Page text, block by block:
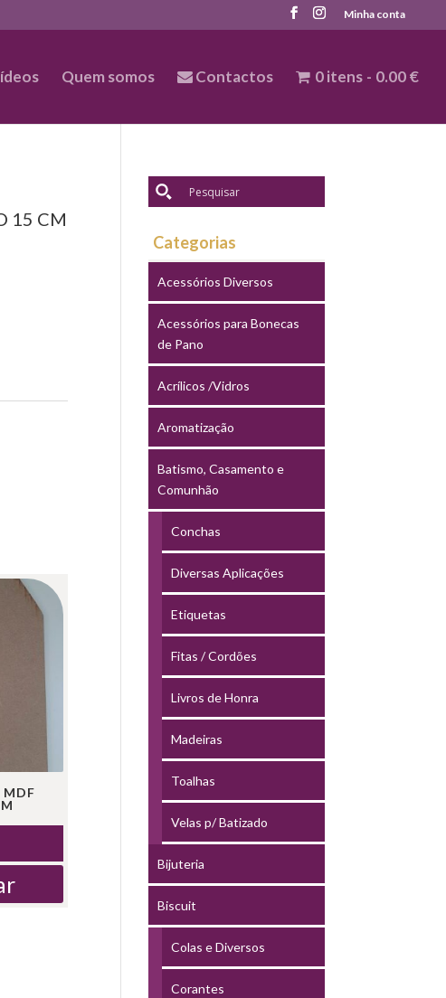
Minha conta
Quem somos Contactos 0 itens 0.00 €
15 CM
MDF
Categorias
Acessórios Diversos
Acessórios para Bonecas
de Pano
Acrílicos /Vidros
Aromatização
Batismo, Casamento e
Comunhão
Conchas
Diversas Aplicações
Etiquetas
Fitas / Cordões
Livros de Honra
Madeiras
Toalhas
Velas p/ Batizado
Bijuteria
Biscuit
Colas e Diversos
Corantes